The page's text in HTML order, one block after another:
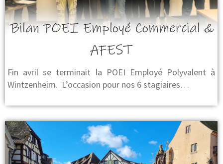
Bilan POEI Employé Commercial &
AFEST
Fin avril se terminait la POEI Employé Polyvalent à
Wintzenheim. L’occasion pour nos 6 stagiaires…